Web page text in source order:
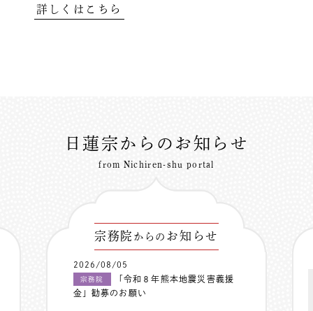
詳しくはこちら
日蓮宗からのお知らせ
from Nichiren-shu portal
宗務院 からの お知らせ
2026/08/05
宗務院
「令和８年熊本地震災害義援
金」勧募のお願い